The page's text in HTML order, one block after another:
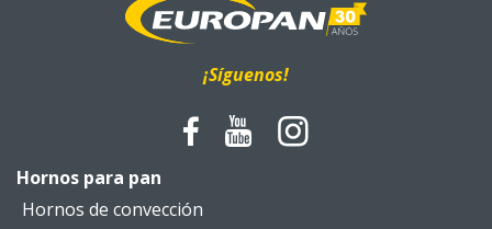
¡Síguenos!
Hornos para pan
Hornos de convección